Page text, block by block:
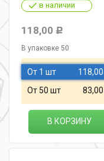
в наличии
118,00 Р
В упаковке 50
От 1 шт 118,00
От 50 шт 83,00
В КОРЗИНУ